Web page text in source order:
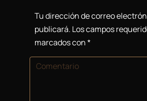
Tu dirección de correo
publicará. Los campos
marcados con*
Comentario